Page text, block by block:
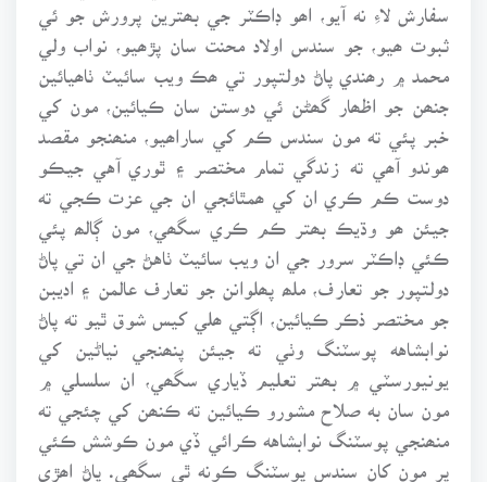
سفارش لاءِ نه آيو، اھو ڊاڪٽر جي بھترين پرورش جو ئي
ثبوت ھيو، جو سندس اولاد محنت سان پڙھيو، نواب ولي
محمد ۾ رھندي پاڻ دولتپور تي ھڪ ويب سائيٽ ٺاھيائين
جنھن جو اظھار گھڻن ئي دوستن سان ڪيائين، مون کي
خبر پئي ته مون سندس ڪم کي ساراھيو، منھنجو مقصد
ھوندو آھي ته زندگي تمام مختصر ۽ ٿوري آهي جيڪو
دوست ڪم ڪري ان کي ھمٿائجي ان جي عزت ڪجي ته
جيئن ھو وڌيڪ بھتر ڪم ڪري سگھي، مون ڳالھ پئي
ڪئي ڊاڪٽر سرور جي ان ويب سائيٽ ٺاهڻ جي ان تي پاڻ
دولتپور جو تعارف، ملھ پھلوانن جو تعارف عالمن ۽ اديبن
جو مختصر ذڪر ڪيائين، اڳتي ھلي کيس شوق ٿيو ته پاڻ
نوابشاهه پوسٽنگ وٺي ته جيئن پنھنجي نياڻين کي
يونيورسٽي ۾ بھتر تعليم ڏياري سگھي، ان سلسلي ۾
مون سان به صلاح مشورو ڪيائين ته ڪنھن کي چئجي ته
منھنجي پوسٽنگ نوابشاهه ڪرائي ڏي مون ڪوشش ڪئي
پر مون کان سندس پوسٽنگ ڪونه ٿي سگھي. پاڻ اھڙي